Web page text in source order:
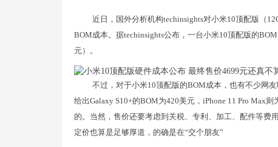
近日，国外分析机构techinsights对小米10顶配版（
BOM成本。据techinsights公布，一台小米10顶配版的
元）。
不过，对于小米10顶配版的BOM成本，也有不少网
给出Galaxy S10+的BOM为420美元，iPhone 11 Pro Max
的。当然，售价还要考虑到关税、专利、加工、配件等费
定价也算是足够厚道，的确是在“交个朋友”